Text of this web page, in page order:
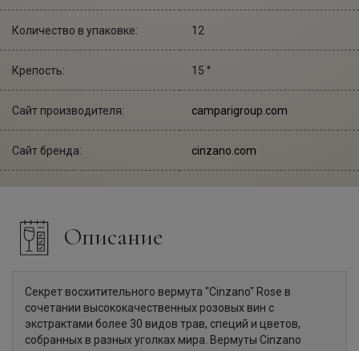
Количество в упаковке: 12
Крепость: 15 °
Сайт производителя: camparigroup.com
Сайт бренда: cinzano.com
Описание
Секрет восхитительного вермута "Cinzano" Rose в
сочетании высококачественных розовых вин с
экстрактами более 30 видов трав, специй и цветов,
собранных в разных уголках мира. Вермуты Cinzano